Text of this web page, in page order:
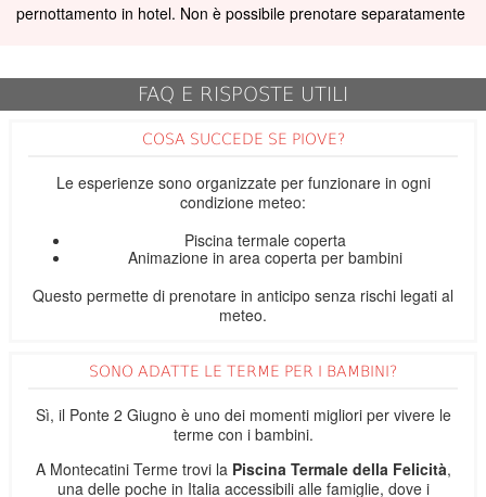
pernottamento in hotel. Non è possibile prenotare separatamente
FAQ E RISPOSTE UTILI
COSA SUCCEDE SE PIOVE?
Le esperienze sono organizzate per funzionare in ogni
condizione meteo:
Piscina termale coperta
Animazione in area coperta per bambini
Questo permette di prenotare in anticipo senza rischi legati al
meteo.
SONO ADATTE LE TERME PER I BAMBINI?
Sì, il Ponte 2 Giugno è uno dei momenti migliori per vivere le
terme con i bambini.
A Montecatini Terme trovi la Piscina Termale della Felicità,
una delle poche in Italia accessibili alle famiglie, dove i